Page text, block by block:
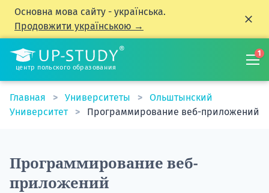
Основна мова сайту - українська.
Продовжити українською →
центр польского образования
1
Главная Университеты
Ольштынский
Университет
Программирование веб-приложений
Программирование веб-
приложений